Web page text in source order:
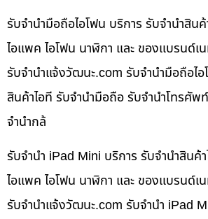
รับจำนำมือถือไอโฟน บริการ รับจำนำสิน
ไอแพค ไอโฟน นาฬิกา และ ของแบรนด์เ
รับจํานําแจ้งวัฒนะ.com รับจำนำมือถือไ
สินค้าไอที รับจำนำมือถือ รับจำนำโทรศัพ
จำนำกล้
รับจำนำ iPad Mini บริการ รับจำนำสินค้
ไอแพค ไอโฟน นาฬิกา และ ของแบรนด์เ
รับจํานําแจ้งวัฒนะ.com รับจำนำ iPad